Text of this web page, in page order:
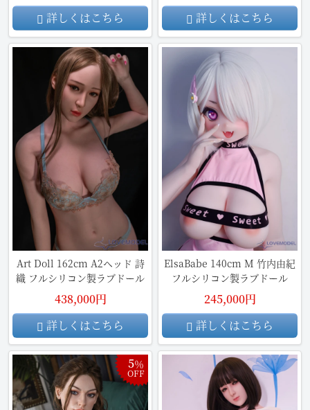
詳しくはこちら
詳しくはこちら
Art Doll 162cm A2ヘッド 詩
織 フルシリコン製ラブドール
438,000円
詳しくはこちら
ElsaBabe 140cm M 竹内由紀
フルシリコン製ラブドール
245,000円
詳しくはこちら
5％
OFF